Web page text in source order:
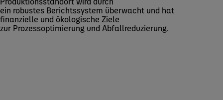
ein robustes Berichtssystem überwacht und hat
finanzielle und ökologische Ziele
zur Prozessoptimierung und Abfallreduzierung.